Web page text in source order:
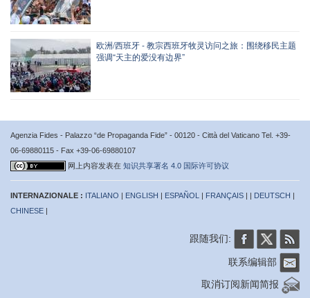
欧洲/西班牙 - 教宗西班牙牧灵访问之旅：围绕移民主题
强调“天主的爱没有边界”
Agenzia Fides - Palazzo “de Propaganda Fide” - 00120 - Città del Vaticano Tel. +39-
06-69880115 - Fax +39-06-69880107
网上内容发表在 知识共享署名 4.0 国际许可协议
INTERNAZIONALE : ITALIANO | ENGLISH | ESPAÑOL | FRANÇAIS | | DEUTSCH |
CHINESE |
跟随我们:
联系编辑部
取消订阅新闻简报